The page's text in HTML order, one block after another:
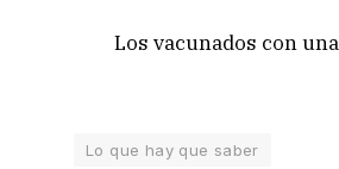
Los vacunados con
Lo que hay que saber